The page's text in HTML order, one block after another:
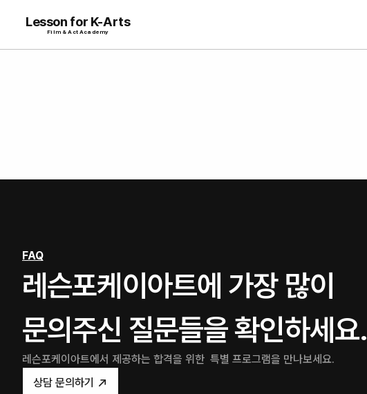
Lesson for K-Arts
Film & Act Academy
FAQ
레슨포케이아트에 가장 많이
문의주신 질문들을 확인하세요.
레슨포케이아트에서 제공하는 합격을 위한  특별 프로그램을 만나보세요.
상담 문의하기